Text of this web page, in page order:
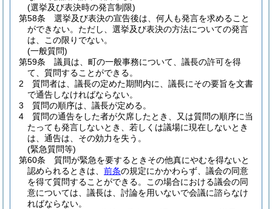
(選挙及び表決時の発言制限)
第58条
選挙及び表決の宣告後は、何人も発言を求めること
ができない。 ただし、選挙及び表決の方法についての発言
は、この限りでない。
(一般質問)
第59条
議員は、町の一般事務について、議長の許可を得
て、質問することができる。
2
質問者は、議長の定めた期間内に、議長にその要旨を文書
で通告しなければならない。
3
質問の順序は、議長が定める。
4
質問の通告をした者が欠席したとき、又は質問の順序に当
たっても発言しないとき、若しくは議場に現在しないとき
は、通告は、その効力を失う。
(緊急質問等)
第60条
質問が緊急を要するときその他真にやむを得ないと
認められるときは、 前条の規定にかかわらず、議会の同意
を得て質問することができる。
この場合における議会の同
意については、議長は、討論を用いないで会議に諮らなけ
ればならない。